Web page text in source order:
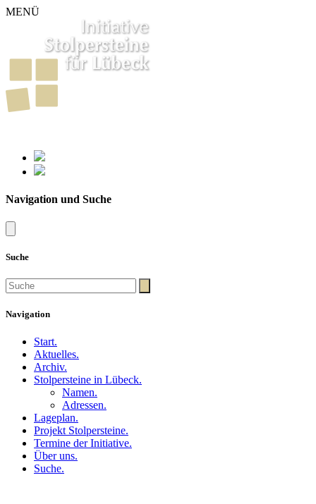
MENÜ
Navigation und Suche
Suche
Navigation
Start.
Aktuelles.
Archiv.
Stolpersteine in Lübeck.
Namen.
Adressen.
Lageplan.
Projekt Stolpersteine.
Termine der Initiative.
Über uns.
Suche.